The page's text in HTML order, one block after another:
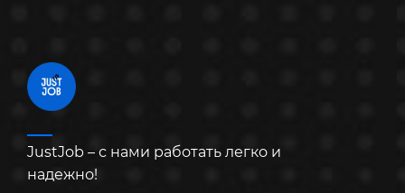
JustJob – с нами работать легко и
надежно!